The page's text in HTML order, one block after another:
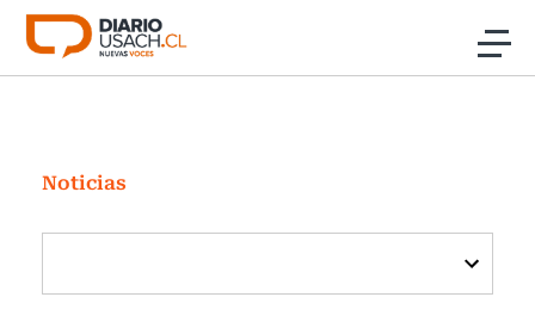
Click acá para ir directamente al contenido
Investigación
Cultura
Programas Radio y TV Usach
Noticias